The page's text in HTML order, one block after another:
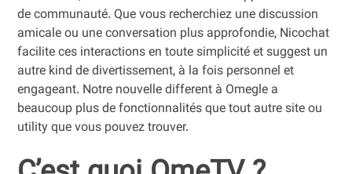
de communauté. Que vous recherchiez une discussion
amicale ou une conversation plus approfondie, Nicochat
facilite ces interactions en toute simplicité et suggest un
autre kind de divertissement, à la fois personnel et
engageant. Notre nouvelle different à Omegle a
beaucoup plus de fonctionnalités que tout autre site ou
utility que vous pouvez trouver.